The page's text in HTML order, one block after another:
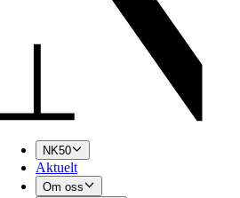
NK50
Aktuelt
Om oss